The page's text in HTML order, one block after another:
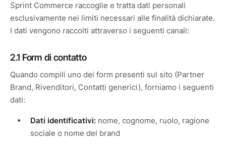
Sprint Commerce raccoglie e tratta dati personali
esclusivamente nei limiti necessari alle finalità dichiarate.
I dati vengono raccolti attraverso i seguenti canali:
2.1 Form di contatto
Quando compili uno dei form presenti sul sito (Partner
Brand, Rivenditori, Contatti generici), forniamo i seguenti
dati:
Dati identificativi: nome, cognome, ruolo, ragione
sociale o nome del brand